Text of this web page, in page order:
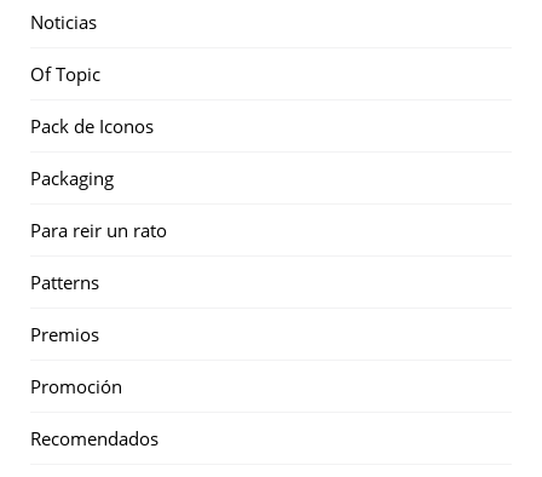
Noticias
Of Topic
Pack de Iconos
Packaging
Para reir un rato
Patterns
Premios
Promoción
Recomendados